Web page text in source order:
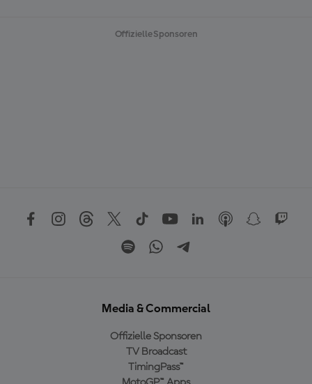
Offizielle Sponsoren
Media & Commercial
Offizielle Sponsoren
TV Broadcast
TimingPass™